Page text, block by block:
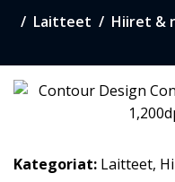
Laitteet Hiiret &
Kategoriat: Laitteet,